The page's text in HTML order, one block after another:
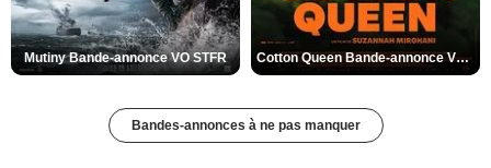
Mutiny Bande-annonce VO STFR Cotton Queen Bande-annonce VO STFR
Bandes-annonces à ne pas manquer